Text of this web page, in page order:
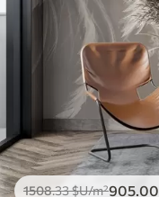
1508.33$U/m²905 .00